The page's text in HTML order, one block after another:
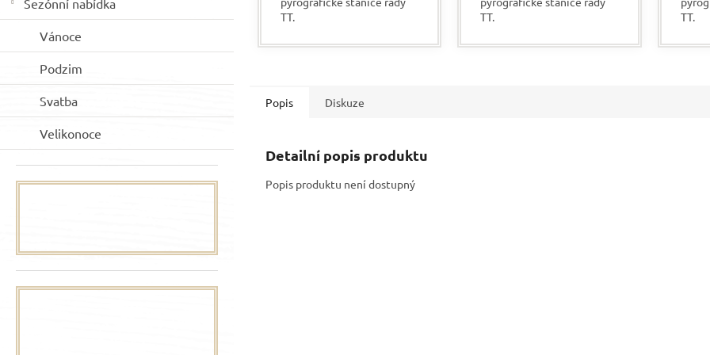
Sezónní nabídka
Vánoce
Podzim
Svatba
Velikonoce
TT.
TT.
TT.
Popis Diskuze
Detailní popis produktu
Popis produktu není dostupný